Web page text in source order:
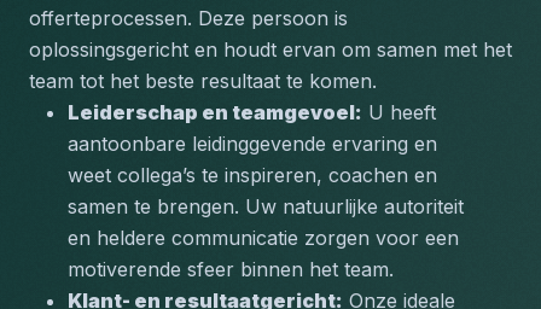
offerteprocessen. Deze persoon is
oplossingsgericht en houdt ervan om samen met het
team tot het beste resultaat te komen.
Leiderschap en teamgevoel: U heeft
aantoonbare leidinggevende ervaring en
weet collega’s te inspireren, coachen en
samen te brengen. Uw natuurlijke autoriteit
en heldere communicatie zorgen voor een
motiverende sfeer binnen het team.
Klant- en resultaatgericht: Onze ideale